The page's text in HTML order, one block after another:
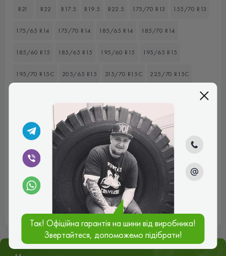
R21 R22 R17.5 R19.5 R22.5 175/70 R13 155/70 R13
175/65 R14 175/70 R14 185/65 R14 185/70 R14
185/60 R15 185/65 R15 195/60 R15 195/65 R15
195/70 R15C 205/65 R15 215/70 R15C 225/70 R15C
205/60 R16 215/60 R16 205/65 R16C
215/70 R16 225/55 R16 245/70 R16 215/55 R17
215/75 R17.5 225/50 R17 225/60 R17 265/65 R17
225/45 R18 225/55 R18 235/45 R18 235/55 R18
265/60 R18 235/55 R19
Так! Офіційна гарантія на шини від виробника!
Звертайтеся, допоможемо підібрати!